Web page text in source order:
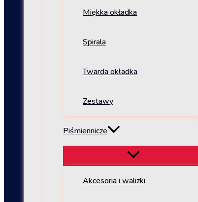
Miękka okładka
Spirala
Twarda okładka
Zestawy
Piśmiennicze
Akcesoria i walizki